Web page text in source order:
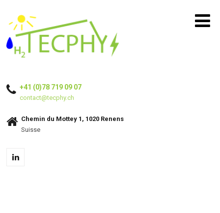
+41 (0)78 719 09 07
contact@tecphy.ch
Chemin du Mottey 1, 1020 Renens
Suisse